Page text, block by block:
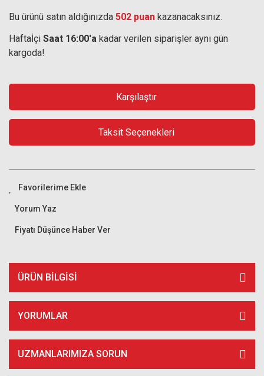
Bu ürünü satın aldığınızda 502 puan kazanacaksınız.
Haftaİçi Saat 16:00'a kadar verilen siparişler aynı gün
kargoda!
Karşılaştır
Taksit Seçenekleri
Yorum Yaz
Fiyatı Düşünce Haber Ver
ÜRÜN BILGISI
YORUMLAR
UZMANLARIMIZA SORUN